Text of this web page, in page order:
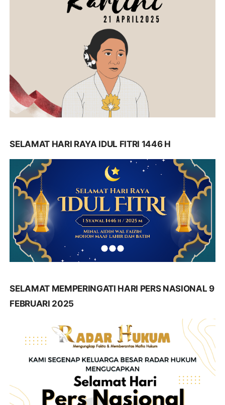
SELAMAT HARI RAYA IDUL FITRI 1446 H
SELAMAT MEMPERINGATI HARI PERS NASIONAL 9
FEBRUARI 2025